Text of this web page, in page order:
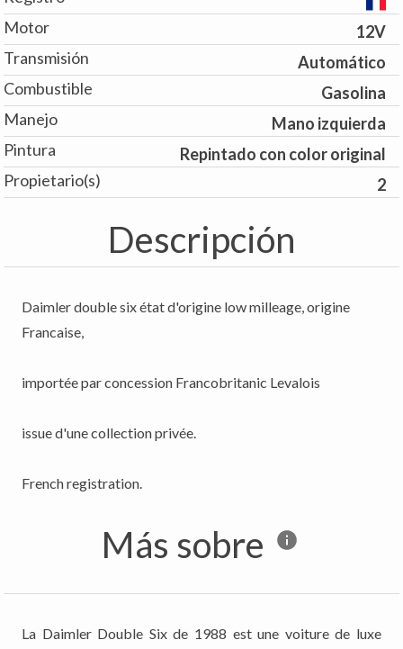
Motor
12V
Transmisión
Automático
Combustible
Gasolina
Manejo
Mano izquierda
Pintura
Repintado con color original
Propietario(s)
2
Descripción
Daimler double six état d'origine low milleage, origine
Francaise,
importée par concession Francobritanic Levalois
issue d'une collection privée.
French registration.
Más sobre
La Daimler Double Six de 1988 est une voiture de luxe